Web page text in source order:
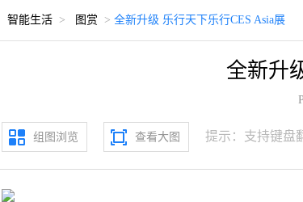
智能生活 > 图赏 > 全新升级 乐行天下乐行CES Asia展
全新升
组图浏览 查看大图 提示：支持键